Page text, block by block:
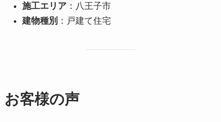
施工エリア：八王子市
建物種別 ：戸建て住宅
お客様の声